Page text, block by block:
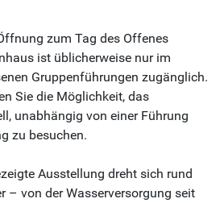
zum Tag des Offenes
ist üblicherweise nur im
Gruppenführungen zugänglich.
Sie die Möglichkeit, das
unabhängig von einer Führung
zu besuchen.
Ausstellung dreht sich rund
– von der Wasserversorgung seit